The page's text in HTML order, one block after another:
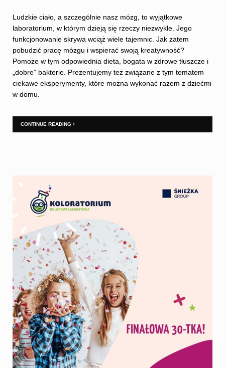
Ludzkie ciało, a szczególnie nasz mózg, to wyjątkowe
laboratorium, w którym dzieją się rzeczy niezwykłe. Jego
funkcjonowanie skrywa wciąż wiele tajemnic. Jak zatem
pobudzić pracę mózgu i wspierać swoją kreatywność?
Pomoże w tym odpowiednia dieta, bogata w zdrowe tłuszcze i
„dobre” bakterie. Prezentujemy też związane z tym tematem
ciekawe eksperymenty, które można wykonać razem z dziećmi
w domu.
CONTINUE READING